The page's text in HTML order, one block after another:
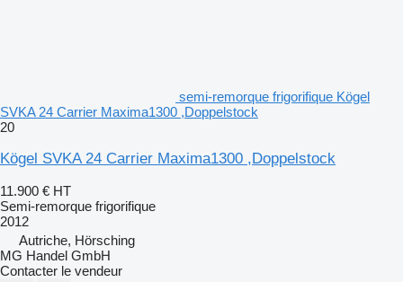
semi-remorque frigorifique Kögel
SVKA 24 Carrier Maxima1300 ,Doppelstock
20
Kögel SVKA 24 Carrier Maxima1300 ,Doppelstock
11.900 € HT
Semi-remorque frigorifique
2012
Autriche, Hörsching
MG Handel GmbH
Contacter le vendeur